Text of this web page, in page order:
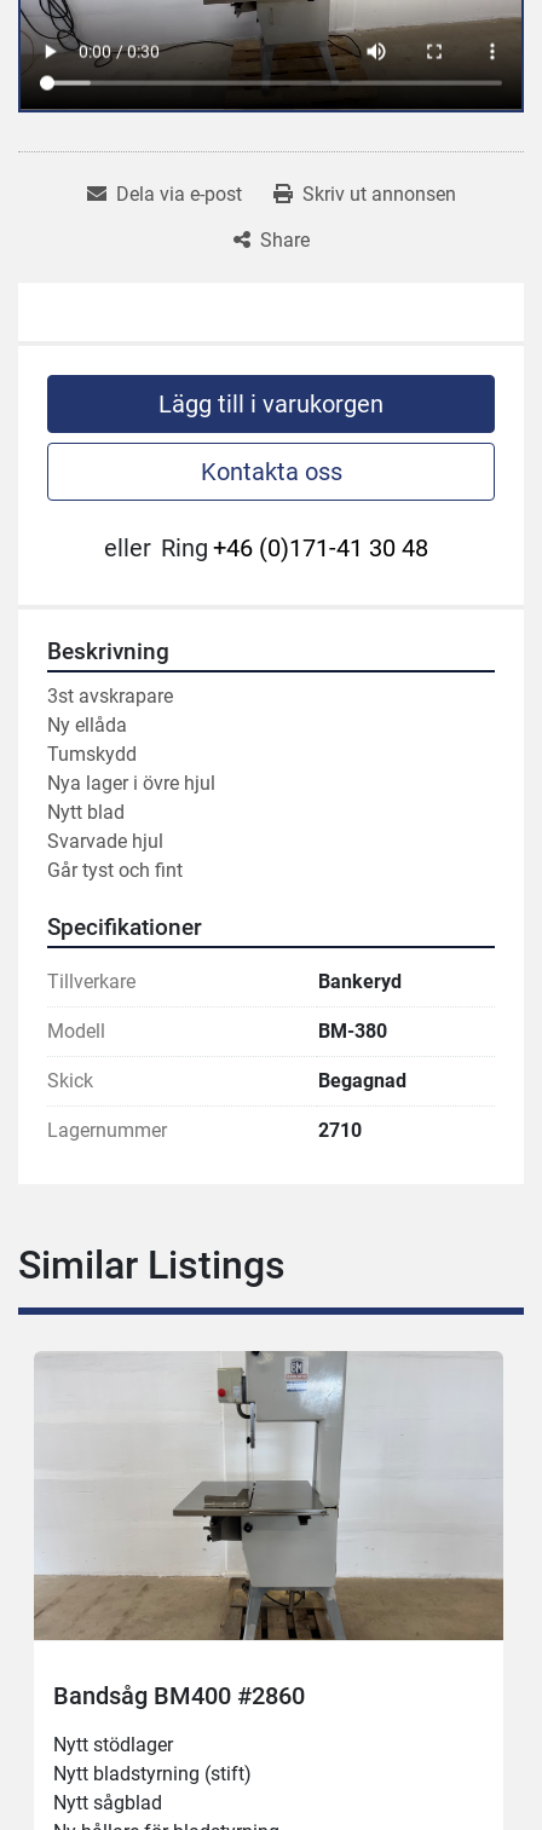
Dela via e-post
Skriv ut annonsen
Share
Lägg till i varukorgen
Kontakta oss
eller Ring +46 (0)171-41 30 48
Beskrivning
3st avskrapare
Ny ellåda
Tumskydd
Nya lager i övre hjul
Nytt blad
Svarvade hjul
Går tyst och fint
Specifikationer
Tillverkare Bankeryd
Modell BM-380
Skick Begagnad
Lagernummer 2710
Similar Listings
Bandsåg BM400 #2860
Nytt stödlager
Nytt bladstyrning (stift)
Nytt sågblad